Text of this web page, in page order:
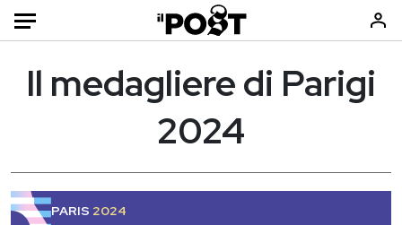
Mondo
Il medagliere di Parigi
2024
PARIS 2024